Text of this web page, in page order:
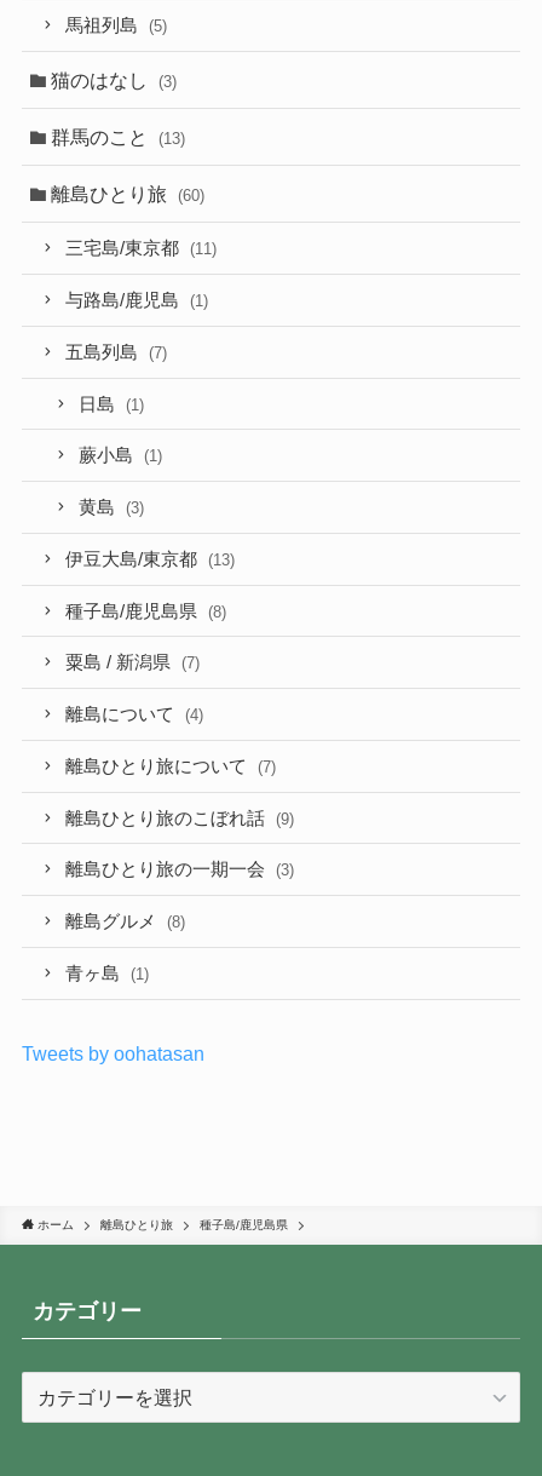
馬祖列島 (5)
猫のはなし (3)
群馬のこと (13)
離島ひとり旅 (60)
三宅島/東京都 (11)
与路島/鹿児島 (1)
五島列島 (7)
日島 (1)
蕨小島 (1)
黄島 (3)
伊豆大島/東京都 (13)
種子島/鹿児島県 (8)
粟島 / 新潟県 (7)
離島について (4)
離島ひとり旅について (7)
離島ひとり旅のこぼれ話 (9)
離島ひとり旅の一期一会 (3)
離島グルメ (8)
青ヶ島 (1)
Tweets by oohatasan
ホーム 離島ひとり旅 種子島/鹿児島県
カテゴリー